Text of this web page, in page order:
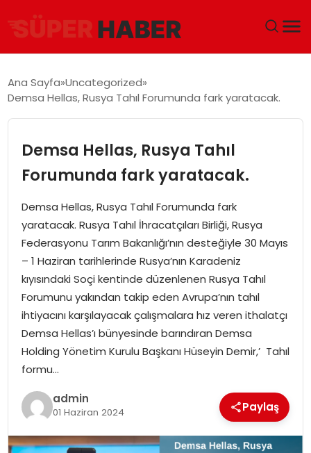
DÜNYA
EĞITIM
EKONOMI
MAGAZIN
SAĞLIK
SIYASET
SPOR
TEKNOLOJI
Ana Sayfa Uncategorized
Demsa Hellas, Rusya Tahıl Forumunda fark yaratacak.
Demsa Hellas, Rusya Tahıl
Forumunda fark yaratacak.
Demsa Hellas, Rusya Tahıl Forumunda fark
yaratacak. Rusya Tahıl İhracatçıları Birliği, Rusya
Federasyonu Tarım Bakanlığı’nın desteğiyle 30 Mayıs
– 1 Haziran tarihlerinde Rusya’nın Karadeniz
kıyısındaki Soçi kentinde düzenlenen Rusya Tahıl
Forumunu yakından takip eden Avrupa’nın tahıl
ihtiyacını karşılayacak çalışmalara hız veren ithalatçı
Demsa Hellas’ı bünyesinde barındıran Demsa
Holding Yönetim Kurulu Başkanı Hüseyin Demir,’ Tahıl
formu…
admin
01 Haziran 2024 Paylaş